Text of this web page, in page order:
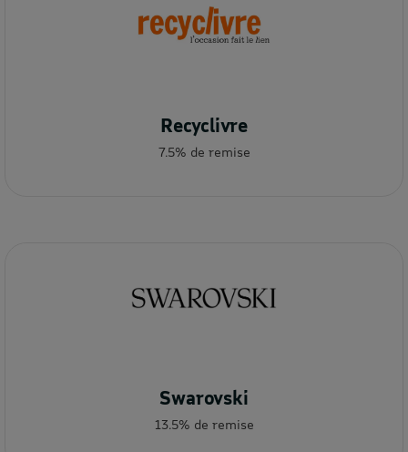
Recyclivre
7.5% de remise
Swarovski
13.5% de remise